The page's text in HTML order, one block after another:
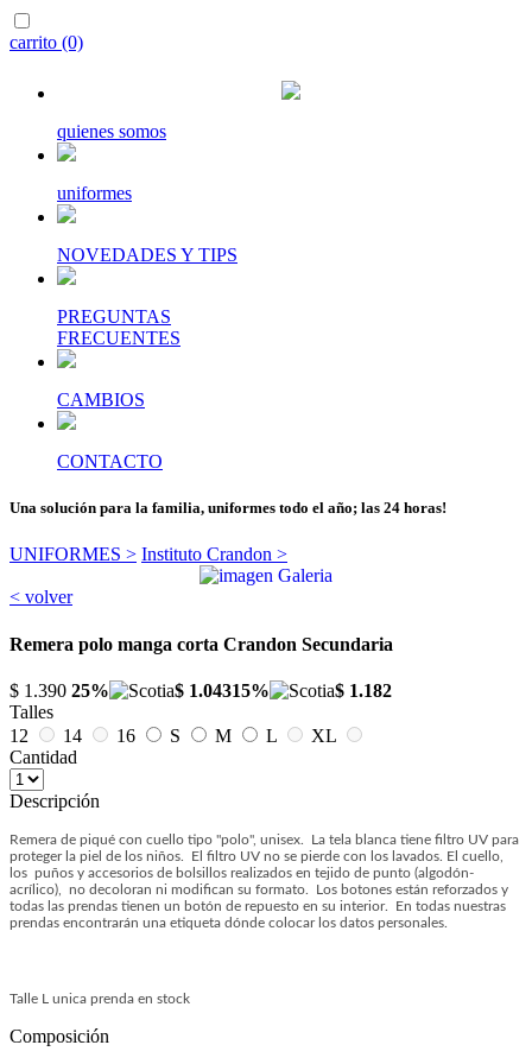
carrito (0)
quienes somos
uniformes
NOVEDADES Y TIPS
PREGUNTAS
FRECUENTES
CAMBIOS
CONTACTO
Una solución para la familia, uniformes todo el año; las 24 horas!
UNIFORMES > Instituto Crandon >
< volver
Remera polo manga corta Crandon Secundaria
$ 1.390 25% $ 1.04315%
$ 1.182
Talles
12
14 16 S M L
XL
Cantidad
Descripción
Remera de piqué con cuello tipo "polo", unisex. La tela blanca tiene filtro UV para
proteger la piel de los niños. El filtro UV no se pierde con los lavados. El cuello,
los puños y accesorios de bolsillos realizados en tejido de punto (algodón-
acrílico), no decoloran ni modifican su formato. Los botones están reforzados y
todas las prendas tienen un botón de repuesto en su interior. En todas nuestras
prendas encontrarán una etiqueta dónde colocar los datos personales.
Talle L unica prenda en stock
Composición